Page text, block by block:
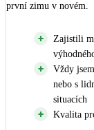
první zimu v novém.
Zajistili
Vždy
nebo s
situacích
Kvalita